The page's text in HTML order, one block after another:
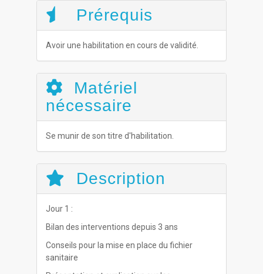
Prérequis
Avoir une habilitation en cours de validité.
Matériel
nécessaire
Se munir de son titre d'habilitation.
Description
Jour 1 :
Bilan des interventions depuis 3 ans
Conseils pour la mise en place du fichier
sanitaire